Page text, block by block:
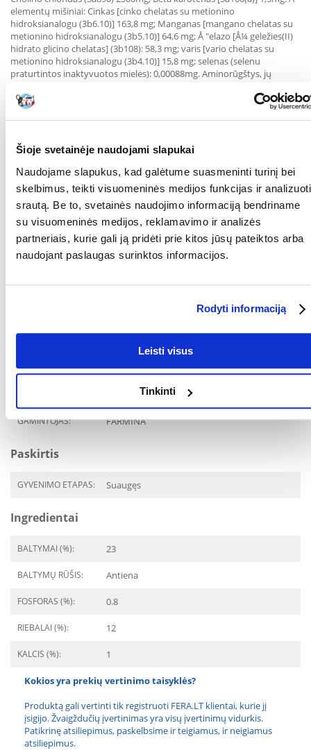
Šioje svetainėje naudojami slapukai
Naudojame slapukus, kad galėtume suasmeninti turinį bei
skelbimus, teikti visuomeninės medijos funkcijas ir analizuoti
srautą. Be to, svetainės naudojimo informaciją bendriname
su visuomeninės medijos, reklamavimo ir analizės
partneriais, kurie gali ją pridėti prie kitos jūsų pateiktos arba
naudojant paslaugas surinktos informacijos.
Rodyti informaciją
Leisti visus
Tinkinti
elementų mišiniai: Cinkas [cinko chelatas su metionino
hidroksianalogu (3b6.10)] 163,8 mg; Manganas [mangano chelatas su
metionino hidroksianalogu (3b5.10)] 64,6 mg; Å "elazo [Å¼ geležies(II)
hidrato glicino chelatas] (3b108): 58,3 mg; varis [vario chelatas su
metionino hidroksianalogu (3b4.10)] 15,8 mg; selenas (selenu
praturtintos inaktyvuotos mielės): 0,00088mg. Aminorūgštys, jų
taurinas (3a370) 1000mg; L-karnitinas (3a910) 300mg. Jusliniai priedai:
žaliosios arbatos ekstraktas 100mg; rozmarinų ekstraktas.
Antioksidantai: tokoferolio ekstraktai iš augalinių aliejų.
ANALIZĖ
drėgmė 9,00%; žali pelenai 7,90%; kalcis 1,00%; fosforas 0,80%; omega-
3 riebalų rūgštys 0,40%; omega-6 riebalų rūgštys 2,20%; DHA 0,20%;
EPA 0,10%; gliukozaminas 1200mg/kg; chondroitino sulfatas
900mg/kg.
ENERGINĖ VERTĖ
EM Kcal/Kg 3665 - Mj/Kg 15,33
Parametrai
Skin&Coat Duck&Coconut
GAMINTOJAS: FARMINA
Paskirtis
GYVENIMO ETAPAS: Suaugęs
Ingredientai
BALTYMAI (%): 23
BALTYMŲ RŪŠIS: Antiena
FOSFORAS (%): 0.8
RIEBALAI (%): 12
KALCIS (%): 1
Kokios yra prekių vertinimo taisyklės?
Produktą gali vertinti tik registruoti FERA.LT klientai, kurie jį
įsigijo. Žvaigždučių įvertinimas yra visų įvertinimų vidurkis.
Patikrinę atsiliepimus, paskelbsime ir teigiamus, ir neigiamus
atsiliepimus.